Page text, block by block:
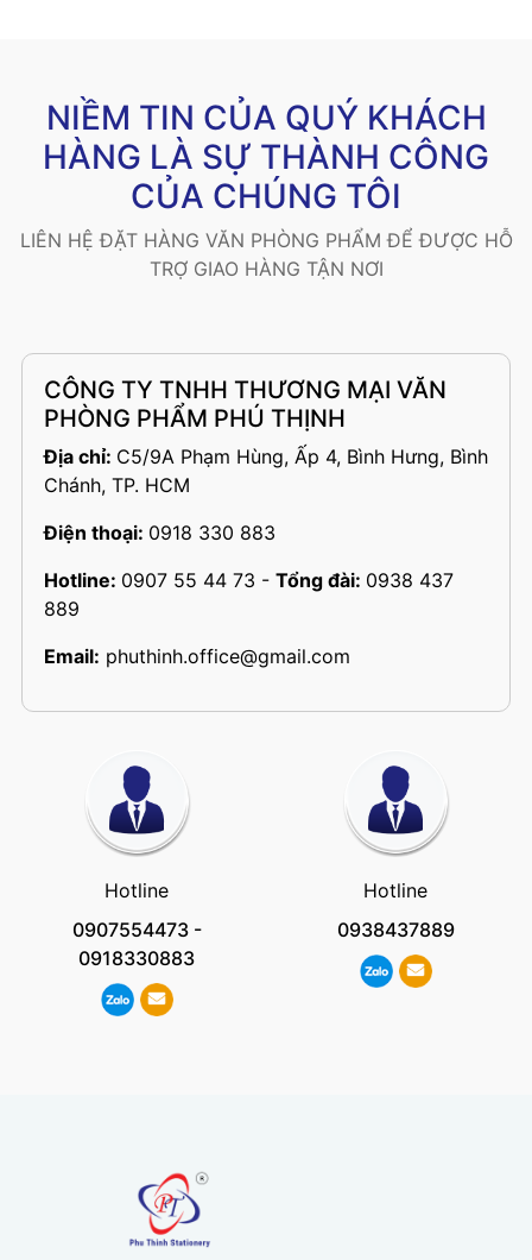
NIỀM TIN CỦA QUÝ KHÁCH
HÀNG LÀ SỰ THÀNH CÔNG
CỦA CHÚNG TÔI
LIÊN HỆ ĐẶT HÀNG VĂN PHÒNG PHẨM ĐỂ ĐƯỢC HỖ
TRỢ GIAO HÀNG TẬN NƠI
CÔNG TY TNHH THƯƠNG MẠI VĂN
PHÒNG PHẨM PHÚ THỊNH
Địa chỉ: C5/9A Phạm Hùng, Ấp 4, Bình Hưng, Bình
Chánh, TP. HCM
Điện thoại: 0918 330 883
Hotline: 0907 55 44 73 - Tổng đài: 0938 437
889
Email: phuthinh.office@gmail.com
Hotline
0907554473-
0918330883
Hotline
0938437889